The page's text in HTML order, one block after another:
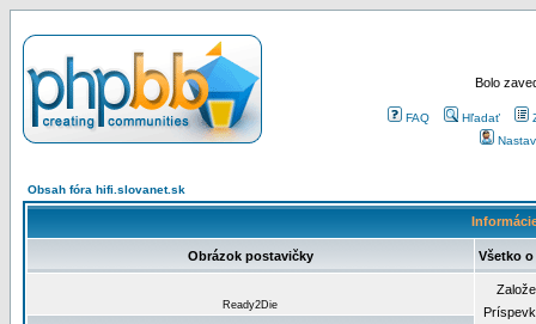
Bolo
FAQ Hľadať
Obsah fóra hifi.slovanet.sk
Obrázok postavičky Všetko
Ready2Die